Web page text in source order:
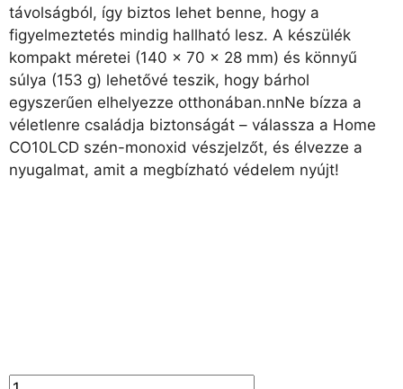
távolságból, így biztos lehet benne, hogy a
figyelmeztetés mindig hallható lesz. A készülék
kompakt méretei (140 x 70 x 28 mm) és könnyű
súlya (153 g) lehetővé teszik, hogy bárhol
egyszerűen elhelyezze otthonában.nnNe bízza a
véletlenre családja biztonságát – válassza a Home
CO10LCD szén-monoxid vészjelzőt, és élvezze a
nyugalmat, amit a megbízható védelem nyújt!